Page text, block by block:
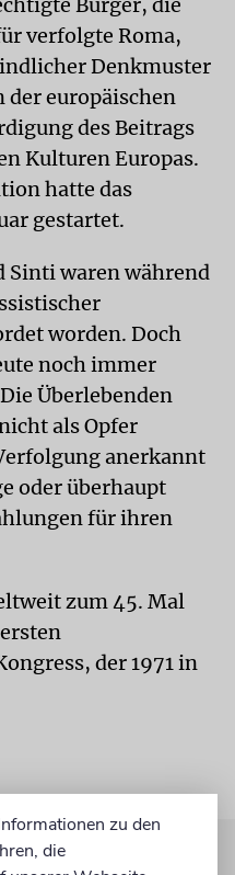
verfolgte Roma,
Denkmuster
der europäischen
des Beitrags
Kulturen Europas.
hatte das
gestartet.
Sinti waren während
worden. Doch
noch immer
Überlebenden
als Opfer
anerkannt
oder überhaupt
für ihren
zum 45. Mal
der 1971 in
zu den
die